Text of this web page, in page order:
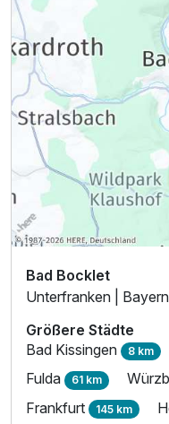
Bad Bocklet
Unterfranken | Bayern
Größere Städte
Bad Kissingen 8 km
Fulda 61 km
Frankfurt 145 km